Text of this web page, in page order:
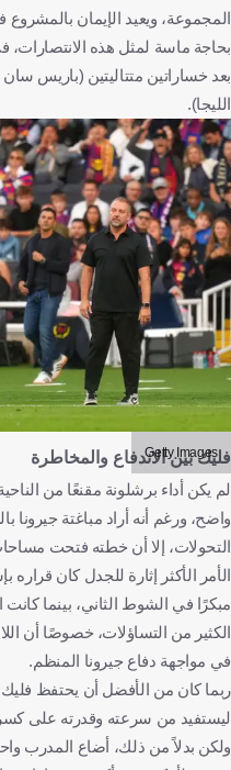
المجموعة، ويعيد الإيمان
بحاجة ماسة لمثل هذه
بعد خساراتين متتاليتين (باريس
الليجا).
Getty Images
فليك بين الاندفاع والمخاطرة
لم يكن أداء برشلونة مقنعًا من الناحية
واضح، ورغم أنه أراد مباغتة
التحولات، إلا أن خطته فتحت
الأمر الأكثر إثارة للجدل كان قراره
مبكرًا في الشوط الثاني، بينما كانت
الكثير من التساؤلات، خصوصًا أن
في مواجهة دفاع جيرونا المنظم.
ربما كان من الأفضل أن يحتفظ فليك
ليستفيد من سرعته وقدرته على
ولكن بدلاً من ذلك، أضاع المدرب